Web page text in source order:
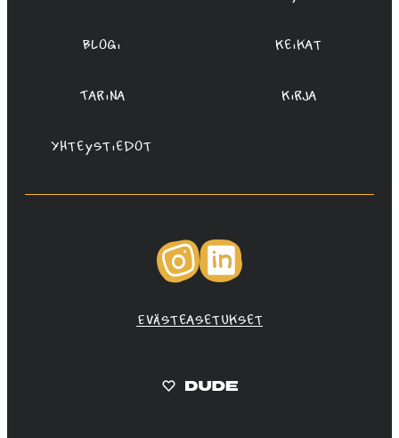
Blogi Keikat
Tarina Kirja
Yhteystiedot
Instagram
Evästeasetukset